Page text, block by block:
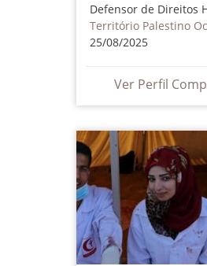
Defensor de Direitos
Território Palestino
25/08/2025
Ver Perfil